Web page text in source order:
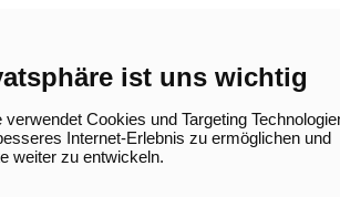
ist uns wichtig
verwendet Cookies und Targeting
Internet-Erlebnis zu ermöglichen und
weiter zu entwickeln.